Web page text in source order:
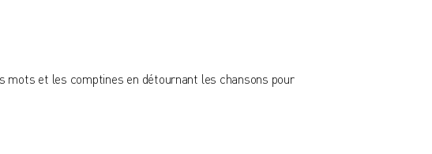
mots et les comptines en détournant les chansons pour